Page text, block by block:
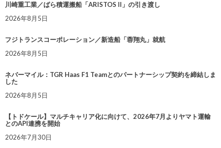
川崎重工業／ばら積運搬船「ARISTOS II」の引き渡し
2026年8月5日
フジトランスコーポレーション／新造船「蓉翔丸」就航
2026年8月5日
ネバーマイル：TGR Haas F1 Teamとのパートナーシップ契約を締結しま
した
2026年8月5日
【トドケール】マルチキャリア化に向けて、2026年7月よりヤマト運輸
とのAPI連携を開始
2026年7月30日